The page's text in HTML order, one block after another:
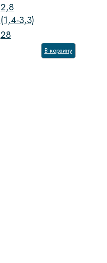
2,8
(1,4-3,3)
28
В корзину